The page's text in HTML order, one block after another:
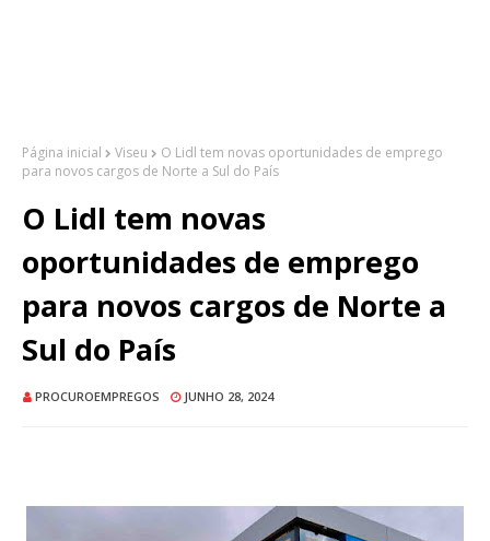
Página inicial Viseu
O Lidl tem novas oportunidades de emprego
para novos cargos de Norte a Sul do País
O Lidl tem novas
oportunidades de emprego
para novos cargos de Norte a
Sul do País
PROCUROEMPREGOS JUNHO 28, 2024